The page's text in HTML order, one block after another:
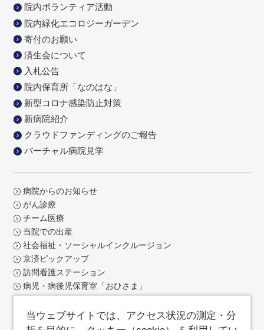
院内ボランティア活動
院内緑化エコロジーガーデン
寄付のお願い
済生会について
入札公告
院内保育所「なのはな」
新型コロナ感染防止対策
新病院紹介
クラウドファンディングのご報告
バーチャル病院見学
病院からのお知らせ
がん診療
チーム医療
当院での出産
社会福祉・ソーシャルインクルージョン
京済ピックアップ
訪問看護ステーション
病児・病後児保育室「おひさま」
お問合せ
よくあるご質問
当ウェブサイトでは、アクセス状況の測定・分